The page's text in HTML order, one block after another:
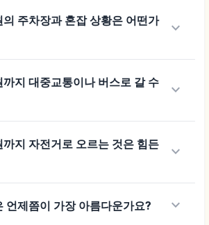
주차장과 혼잡 상황은 어떤가
keyboard_arrow_down
지 대중교통이나 버스로 갈 수
keyboard_arrow_down
지 자전거로 오르는 것은 힘든
keyboard_arrow_down
언제쯤이 가장 아름다운가요? keyboard_arrow_down